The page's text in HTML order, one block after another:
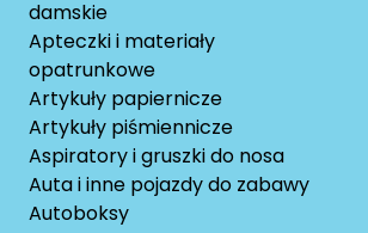
damskie
Apteczki i materiały
opatrunkowe
Artykuły papiernicze
Artykuły piśmiennicze
Aspiratory i gruszki do nosa
Auta i inne pojazdy do zabawy
Autoboksy